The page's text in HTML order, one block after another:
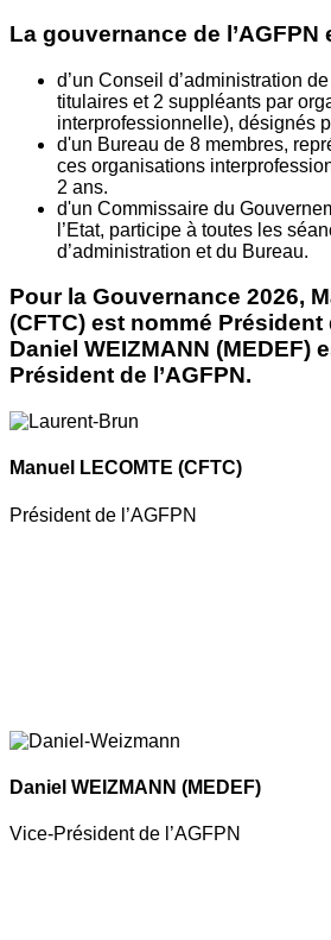
La gouvernance de l’AGFPN
d’un Conseil d’administration
titulaires et 2 suppléants par
interprofessionnelle), désignés
d'un Bureau de 8 membres,
ces organisations
2 ans.
d'un Commissaire du
l’Etat, participe à toutes les
d’administration et du Bureau.
Pour la Gouvernance 2026,
(CFTC) est nommé Président
Daniel WEIZMANN (MEDEF)
Président de l’AGFPN.
Manuel LECOMTE (CFTC)
Président de l’AGFPN
Daniel WEIZMANN (MEDEF)
Vice-Président de l’AGFPN